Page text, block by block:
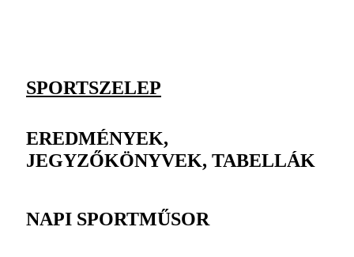
SPORTSZELEP
EREDMÉNYEK,
JEGYZŐKÖNYVEK, TABELLÁK
NAPI SPORTMŰSOR